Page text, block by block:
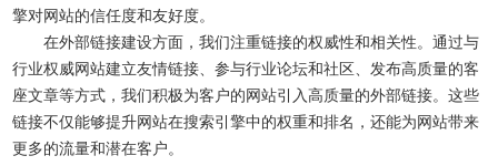
擎对网站的信任度和友好度。
在外部链接建设方面，我们注重链接的权威性和相关性。通过与
行业权威网站建立友情链接、参与行业论坛和社区、发布高质量的客
座文章等方式，我们积极为客户的网站引入高质量的外部链接。这些
链接不仅能够提升网站在搜索引擎中的权重和排名，还能为网站带来
更多的流量和潜在客户。